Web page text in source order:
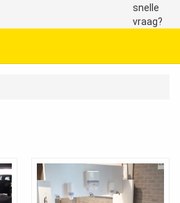
snelle
vraag?